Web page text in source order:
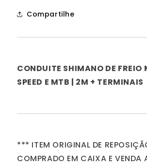
2M
Terminais
2M
Terminais
Compartilhe
CONDUITE SHIMANO DE FREIO
SPEED E MTB | 2M + TERMINAIS
*** ITEM ORIGINAL DE
COMPRADO EM CAIXA E VENDA